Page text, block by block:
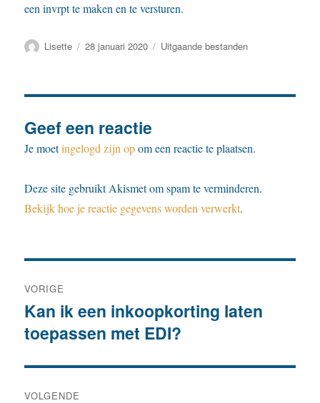
een invrpt te maken en te versturen.
Auteur
Lisette
Geplaatst
28 januari 2020 Categorieën
Uitgaande bestanden
Geef een reactie
Je moetingelogd zijn opom een reactie te plaatsen.
Deze site gebruikt Akismet om spam te verminderen.
Bekijk hoe je reactie gegevens worden verwerkt.
navigatie
VORIGE
Vorig
bericht:
Kan ik een inkoopkorting laten
toepassen met EDI?
VOLGENDE